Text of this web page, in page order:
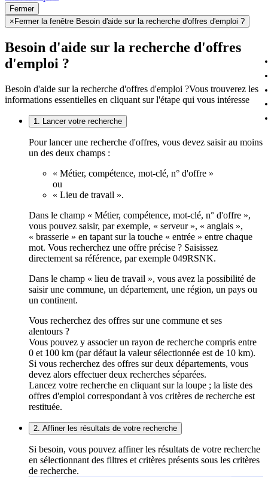
Fermer
× Fermer la fenêtre Besoin d'aide sur la recherche d'offres d'emploi ?
Besoin d'aide sur la recherche d'offres
d'emploi ?
Besoin d'aide sur la recherche d'offres d'emploi ?Vous trouverez les
informations essentielles en cliquant sur l'étape qui vous intéresse
1. Lancer votre recherche
Pour lancer une recherche d'offres, vous devez saisir au moins
un des deux champs :
« Métier, compétence, mot-clé, n° d'offre »
ou
« Lieu de travail ».
Dans le champ « Métier, compétence, mot-clé, n° d'offre »,
vous pouvez saisir, par exemple, « serveur », « anglais »,
« brasserie » en tapant sur la touche « entrée » entre chaque
mot. Vous recherchez une offre précise ? Saisissez
directement sa référence, par exemple 049RSNK.
Dans le champ « lieu de travail », vous avez la possibilité de
saisir une commune, un département, une région, un pays ou
un continent.
Vous recherchez des offres sur une commune et ses
alentours ?
Vous pouvez y associer un rayon de recherche compris entre
0 et 100 km (par défaut la valeur sélectionnée est de 10 km).
Si vous recherchez des offres sur deux départements, vous
devez alors effectuer deux recherches séparées.
Lancez votre recherche en cliquant sur la loupe ; la liste des
offres d'emploi correspondant à vos critères de recherche est
restituée.
2. Affiner les résultats de votre recherche
Si besoin, vous pouvez affiner les résultats de votre recherche
en sélectionnant des filtres et critères présents sous les critères
de recherche.